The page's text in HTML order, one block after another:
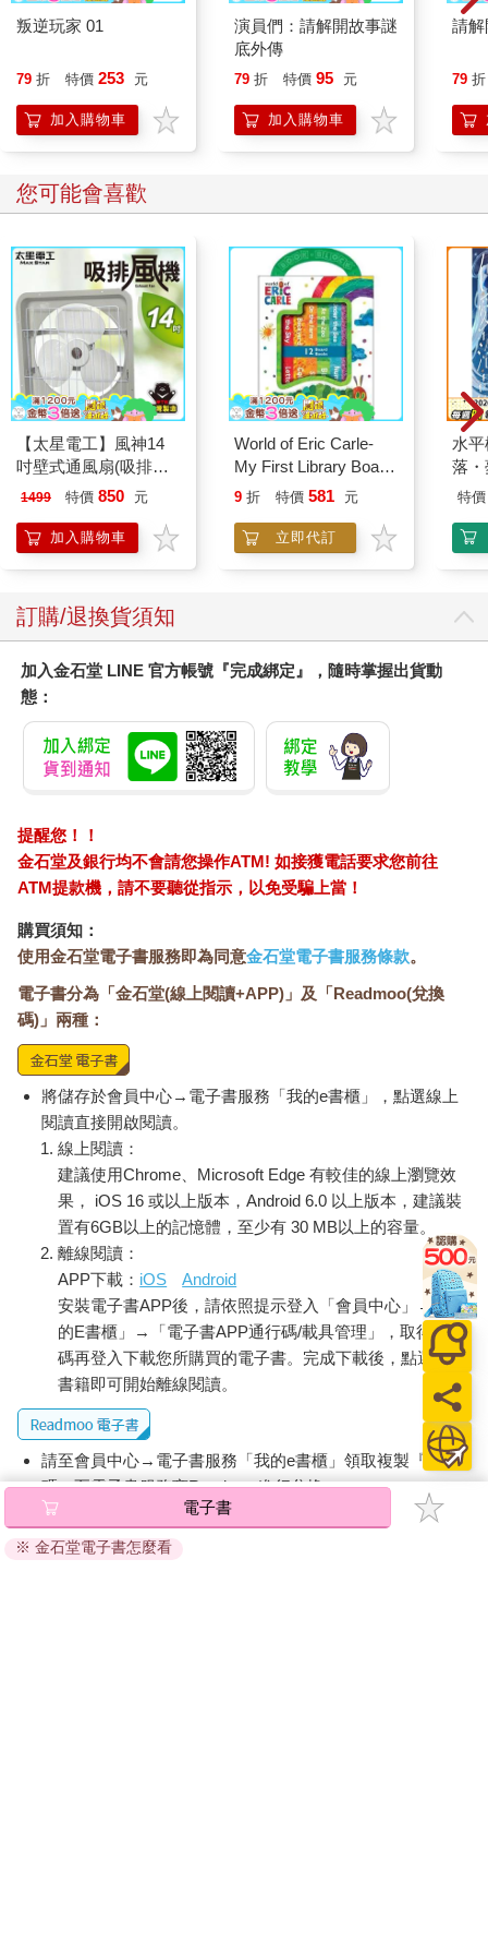
叛逆玩家 01
79 折 特價 253 元
加入購物車
演員們：請解開故事謎
底外傳
79 折 特價 95 元
加入購物車
請解
79 折
您可能會喜歡
【太星電工】風神14
吋壁式通風扇(吸排風
機)
1499 特價 850 元
加入購物車
World of Eric Carle-
My First Library Board
Book Block Set
9 折 特價 581 元
立即代訂
水
落
特價
訂購/退換貨須知
加入金石堂 LINE 官方帳號『完成綁定』，隨時掌握出貨動
態：
提醒您！！
金石堂及銀行均不會請您操作ATM! 如接獲電話要求您前往
ATM提款機，請不要聽從指示，以免受騙上當！
購買須知：
使用金石堂電子書服務即為同意金石堂電子書服務條款。
電子書分為「金石堂(線上閱讀+APP)」及「Readmoo(兌換
碼)」兩種：
將儲存於會員中心→電子書服務「我的e書櫃」，點選線上
閱讀直接開啟閱讀。
線上閱讀：
建議使用Chrome、Microsoft Edge 有較佳的線上瀏覽效
果， iOS 16 或以上版本，Android 6.0 以上版本，建議裝
置有6GB以上的記憶體，至少有 30 MB以上的容量。
離線閱讀：
APP下載： iOS
Android
安裝電子書APP後，請依照提示登入「會員中心」→「我
的E書櫃」→「電子書APP通行碼/載具管理」，取得通行
碼再登入下載您所購買的電子書。完成下載後，點選任一
書籍即可開始離線閱讀。
請至會員中心→電子書服務「我的e書櫃」領取複製『兌換
碼』至電子書服務商Readmoo進行兌換。
退換貨須知：
因版權保護，您在金石堂所購買的電子書僅能以金石堂專屬
電子書
※ 金石堂電子書怎麼看